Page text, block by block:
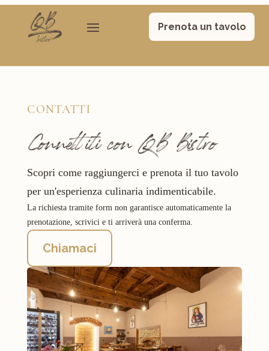
Prenota un tavolo
CONTATTI
Connettiti con QB Bistro
Scopri come raggiungerci e prenota il tuo tavolo
per un'esperienza culinaria indimenticabile.
La richiesta tramite form non garantisce automaticamente la
prenotazione, scrivici e ti arriverà una conferma.
Chiamaci